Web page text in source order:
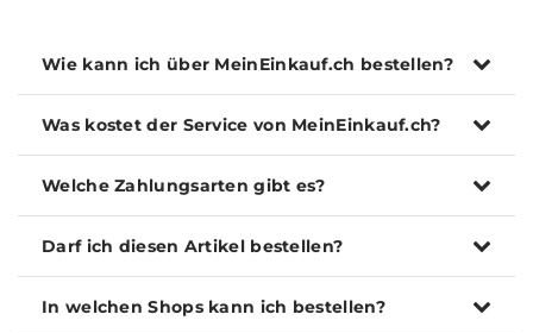
Wie kann ich über MeinEinkauf.ch bestellen?
Was kostet der Service von MeinEinkauf.ch?
Welche Zahlungsarten gibt es?
Darf ich diesen Artikel bestellen?
In welchen Shops kann ich bestellen?